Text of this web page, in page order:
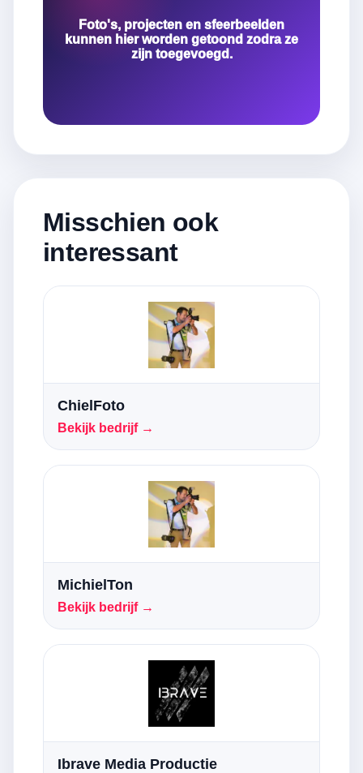
Foto's, projecten en sfeerbeelden
kunnen hier worden getoond zodra ze
zijn toegevoegd.
Misschien ook
interessant
ChielFoto
Bekijk bedrijf →
MichielTon
Bekijk bedrijf →
Ibrave Media Productie